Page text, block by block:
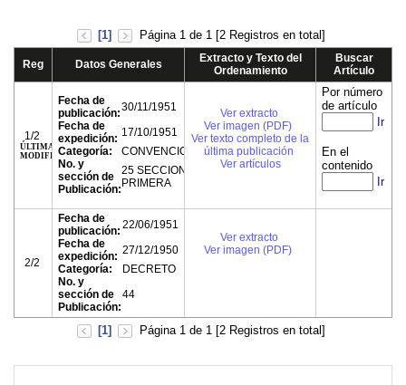
[1] Página 1 de 1 [2 Registros en total]
Reg Datos Generales
Extracto y Texto del
Ordenamiento
Buscar
Artículo
1/2
ÚLTIMA
MODIFICACIÓN
Fecha de
publicación:30/11/1951
Fecha de
expedición: 17/10/1951
Categoría:
CONVENCION
No. y
sección de
Publicación:
25 SECCION
PRIMERA
Ver extracto
Ver imagen (PDF)
Ver texto completo de la
última publicación
Ver artículos
Por número
de artículo
Ir
En el
contenido
Ir
2/2
Fecha de
publicación: 22/06/1951
Fecha de
expedición: 27/12/1950
Categoría:
DECRETO
No. y
sección de
Publicación:
44
Ver extracto
Ver imagen (PDF)
[1] Página 1 de 1 [2 Registros en total]